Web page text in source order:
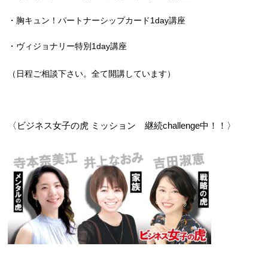
・胸キュン！パートナーシップカード1day講座
・ヴィジョナリー特別1day講座
（日程ご相談下さい。全て開講しています）
〈ビジネス女子の虎 ミッション 継続challenge中！！〉